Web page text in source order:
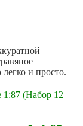
и просто.